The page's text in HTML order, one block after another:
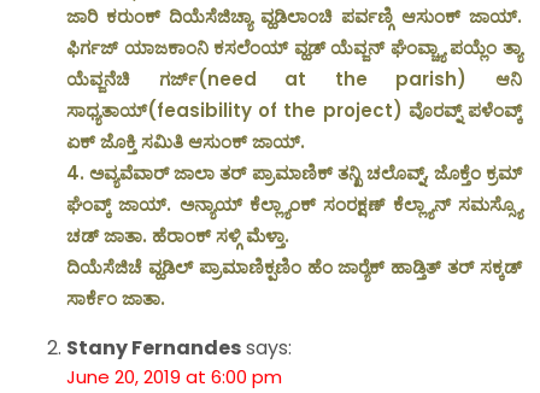
ಜಾರಿ ಕರುಂಕ್ ದಿಯೆಸೆಜಿಚ್ಯಾ ವ್ಹಡಿಲಾಂಚಿ ಪರ್ವಣ್ಗಿ ಆಸುಂಕ್ ಜಾಯ್.
ಫಿರ್ಗಜ್ ಯಾಜಕಾಂನಿ ಕಸಲೆಂಯ್ ವ್ಹಡ್ ಯೆವ್ಜನ್ ಘೆಂವ್ಚ್ಯಾ ಪಯ್ಲೆಂ ತ್ಯಾ
ಯೆವ್ಜನೆಚಿ ಗರ್ಜ್(need at the parish) ಆನಿ
ಸಾಧ್ಯತಾಯ್(feasibility of the project) ವೊರವ್ನ್ ಪಳೆಂವ್ಕ್
ಏಕ್ ಜೊಕ್ತಿ ಸಮಿತಿ ಆಸುಂಕ್ ಜಾಯ್.
4. ಅವ್ಯವೆವಾರ್ ಜಾಲಾ ತರ್ ಪ್ರಾಮಾಣಿಕ್ ತನ್ಖಿ ಚಲೊವ್ನ್, ಜೊಕ್ತೆಂ ಕ್ರಮ್
ಘೆಂವ್ಕ್ ಜಾಯ್. ಅನ್ಯಾಯ್ ಕೆಲ್ಲ್ಯಾಂಕ್ ಸಂರಕ್ಷಣ್ ಕೆಲ್ಲ್ಯಾನ್ ಸಮಸ್ಸ್ಯೊ
ಚಡ್ ಜಾತಾ. ಹೆರಾಂಕ್ ಸಳ್ಗಿ ಮೆಳ್ತಾ.
ದಿಯೆಸೆಜಿಚೆ ವ್ಹಡಿಲ್ ಪ್ರಾಮಾಣಿಕ್ಪಣಿಂ ಹೆಂ ಜಾರ‍್ಯೆಕ್ ಹಾಡ್ತಿತ್ ತರ್ ಸಕ್ಕಡ್
ಸಾರ್ಕೆಂ ಜಾತಾ.
Stany Fernandessays:
June 20, 2019 at 6:00 pm